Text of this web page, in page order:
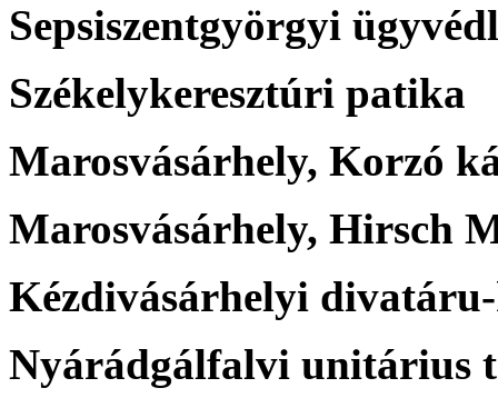
Sepsiszentgyörgyi
Székelykeresztúri patika
Marosvásárhely, Korzó
Marosvásárhely, Hirsch
Kézdivásárhelyi divatáru-
Nyárádgálfalvi unitárius